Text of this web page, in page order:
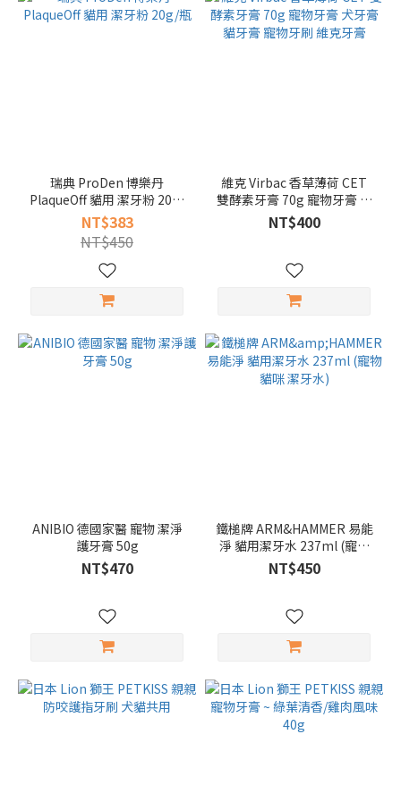
瑞典 ProDen 博樂丹
PlaqueOff 貓用 潔牙粉 20g/
瓶
NT$383
NT$450
維克 Virbac 香草薄荷 CET
雙酵素牙膏 70g 寵物牙膏 犬
牙膏 貓牙膏 寵物牙刷 維克牙
膏
NT$400
ANIBIO 德國家醫 寵物 潔淨
護牙膏 50g
NT$470
鐵槌牌 ARM&HAMMER 易能
淨 貓用潔牙水 237ml (寵物
貓咪 潔牙水)
NT$450